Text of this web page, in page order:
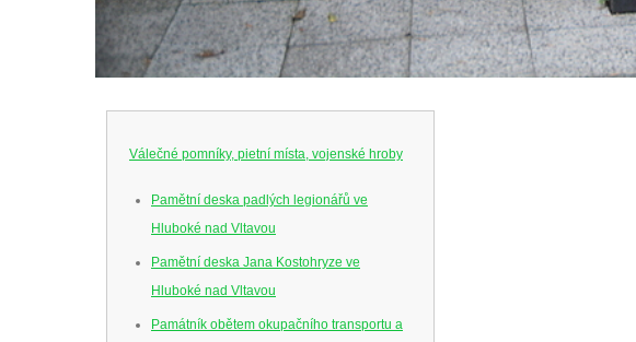
Válečné pomníky, pietní místa, vojenské hroby
Pamětní deska padlých legionářů ve
Hluboké nad Vltavou
Pamětní deska Jana Kostohryze ve
Hluboké nad Vltavou
Památník obětem okupačního transportu a